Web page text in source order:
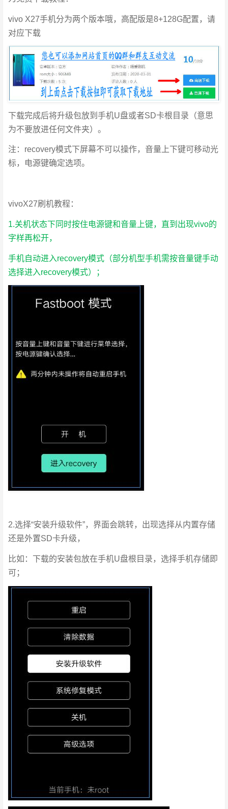
vivo X27手机分为两个版本哦，高配版是8+128G配置，请
对应下载
下载完成后将升级包放到手机U盘或者SD卡根目录（意思
为不要放进任何文件夹）。
注：recovery模式下屏幕不可以操作，音量上下键可移动光
标，电源键确定选项。
vivoX27刷机教程：
1.关机状态下同时按住电源键和音量上键，直到出现vivo的
字样再松开，
手机自动进入recovery模式（部分机型手机需按音量键手动
选择进入recovery模式）；
2.选择“安装升级软件”，界面会跳转，出现选择从内置存储
还是外置SD卡升级，
比如：下载的安装包放在手机U盘根目录，选择手机存储即
可；